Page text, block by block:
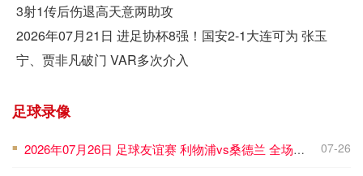
3射1传后伤退高天意两助攻
2026年07月21日 进足协杯8强！国安2-1大连可为 张玉
宁、贾非凡破门 VAR多次介入
足球录像
■ 2026年07月26日 足球友谊赛 利物浦vs桑德兰 全场录像 07-26